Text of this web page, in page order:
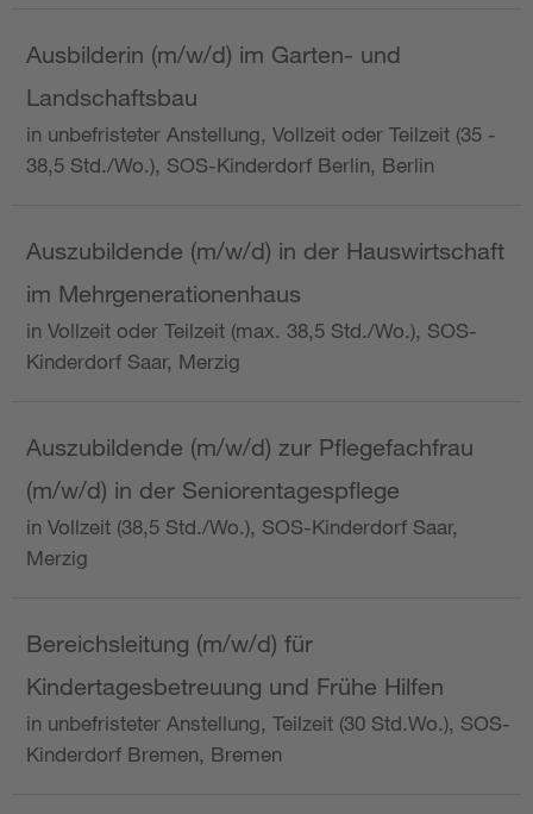
Ausbilderin (m/w/d) im Garten- und
Landschaftsbau
in unbefristeter Anstellung, Vollzeit oder Teilzeit (35 -
38,5 Std./Wo.), SOS-Kinderdorf Berlin, Berlin
Auszubildende (m/w/d) in der Hauswirtschaft
im Mehrgenerationenhaus
in Vollzeit oder Teilzeit (max. 38,5 Std./Wo.), SOS-
Kinderdorf Saar, Merzig
Auszubildende (m/w/d) zur Pflegefachfrau
(m/w/d) in der Seniorentagespflege
in Vollzeit (38,5 Std./Wo.), SOS-Kinderdorf Saar,
Merzig
Bereichsleitung (m/w/d) für
Kindertagesbetreuung und Frühe Hilfen
in unbefristeter Anstellung, Teilzeit (30 Std.Wo.), SOS-
Kinderdorf Bremen, Bremen